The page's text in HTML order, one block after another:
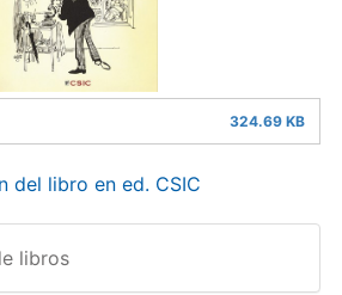
324.69 KB
del libro en ed. CSIC
libros